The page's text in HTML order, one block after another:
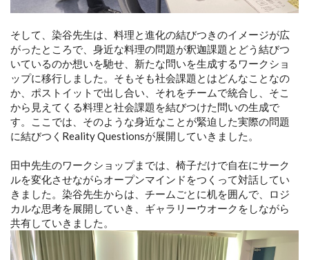
そして、染谷先生は、料理と進化の結びつきのイメージが広
がったところで、身近な料理の問題が釈迦課題とどう結びつ
いているのか想いを馳せ、新たな問いを生成するワークショ
ップに移行しました。そもそも社会課題とはどんなことなの
か、ポストイットで出し合い、それをチームで統合し、そこ
から見えてくる料理と社会課題を結びつけた問いの生成で
す。ここでは、そのような身近なことが緊迫した実際の問題
に結びつくReality Questionsが展開していきました。
田中先生のワークショップまでは、椅子だけで自在にサーク
ルを変化させながらオープンマインドをつくって対話してい
きました。染谷先生からは、チームごとに机を囲んで、ロジ
カルな思考を展開していき、ギャラリーウオークをしながら
共有していきました。